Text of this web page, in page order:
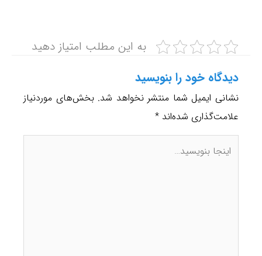
به این مطلب امتیاز دهید
دیدگاه‌ خود را بنویسید
نشانی ایمیل شما منتشر نخواهد شد. بخش‌های موردنیاز
علامت‌گذاری شده‌اند *